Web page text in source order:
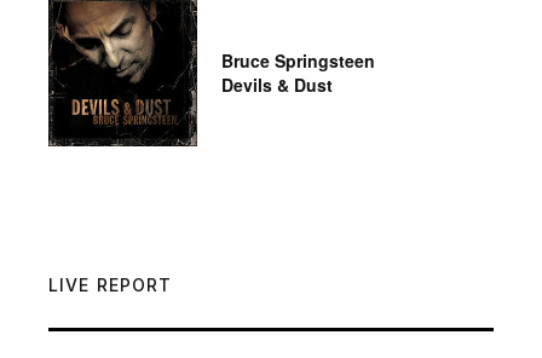
Bruce Springsteen
Devils & Dust
LIVE REPORT